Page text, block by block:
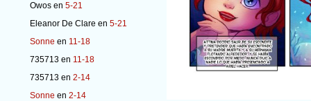
Owos en 5-21
Eleanor De Clare en 5-21
Sonne en 11-18
735713 en 11-18
735713 en 2-14
Sonne en 2-14